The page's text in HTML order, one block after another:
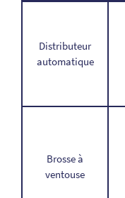
Distributeur
automatique
Brosse à
ventouse